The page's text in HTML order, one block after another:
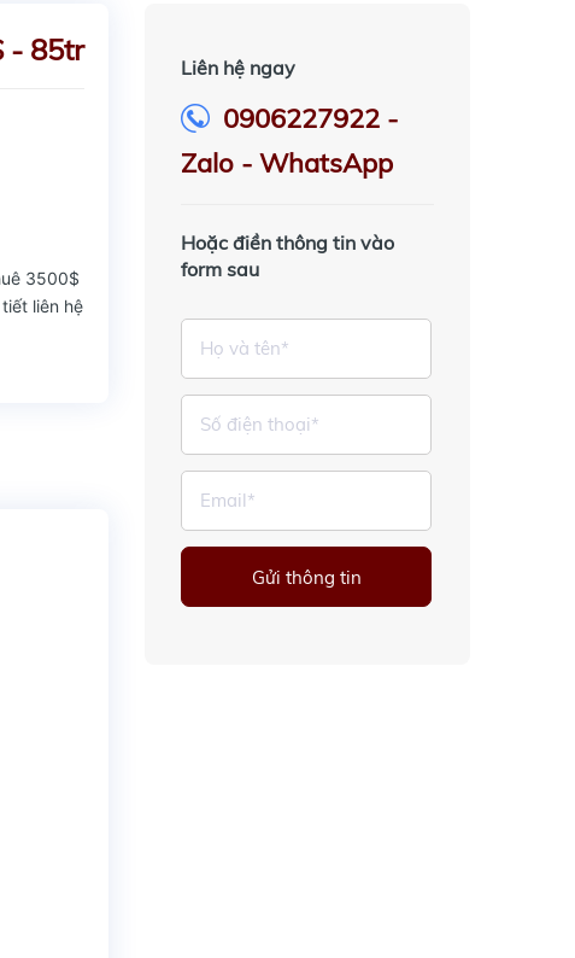
- 85tr
3500$
liên hệ
Liên hệ ngay
0906227922 -
Zalo - WhatsApp
Hoặc điền thông tin vào
form sau
Gửi thông tin